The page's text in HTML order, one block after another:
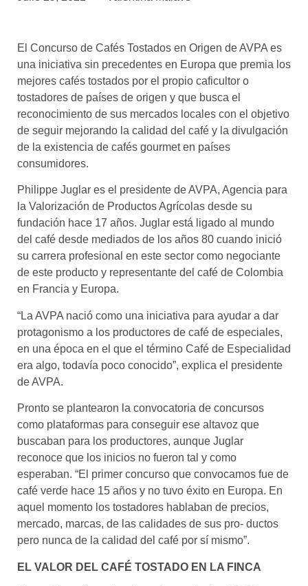
el café siempre tiene
algo nuevo que
enseñarnos
BOLSA DE TRABAJO
¡te imaginas vivir de tu pasión
por el café?
CONTACTO
de ti!
El Concurso de Cafés Tostados en Origen de AVPA es
una iniciativa sin precedentes en Europa que premia los
mejores cafés tostados por el propio caficultor o
tostadores de países de origen y que busca el
reconocimiento de sus mercados locales con el objetivo
de seguir mejorando la calidad del café y la divulgación
de la existencia de cafés gourmet en países
consumidores.
Philippe Juglar es el presidente de AVPA, Agencia para
la Valorización de Productos Agrícolas desde su
fundación hace 17 años. Juglar está ligado al mundo
del café desde mediados de los años 80 cuando inició
su carrera profesional en este sector como negociante
de este producto y representante del café de Colombia
en Francia y Europa.
“La AVPA nació como una iniciativa para ayudar a dar
protagonismo a los productores de café de especiales,
en una época en el que el término Café de Especialidad
era algo, todavía poco conocido”, explica el presidente
de AVPA.
Pronto se plantearon la convocatoria de concursos
como plataformas para conseguir ese altavoz que
buscaban para los productores, aunque Juglar
reconoce que los inicios no fueron tal y como
esperaban. “El primer concurso que convocamos fue de
café verde hace 15 años y no tuvo éxito en Europa. En
aquel momento los tostadores hablaban de precios,
mercado, marcas, de las calidades de sus pro- ductos
pero nunca de la calidad del café por sí mismo”.
EL VALOR DEL CAFÉ TOSTADO EN LA FINCA